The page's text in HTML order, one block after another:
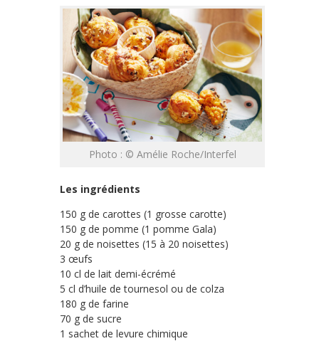
Photo : © Amélie Roche/Interfel
Les ingrédients
150 g de carottes (1 grosse carotte)
150 g de pomme (1 pomme Gala)
20 g de noisettes (15 à 20 noisettes)
3 œufs
10 cl de lait demi-écrémé
5 cl d’huile de tournesol ou de colza
180 g de farine
70 g de sucre
1 sachet de levure chimique